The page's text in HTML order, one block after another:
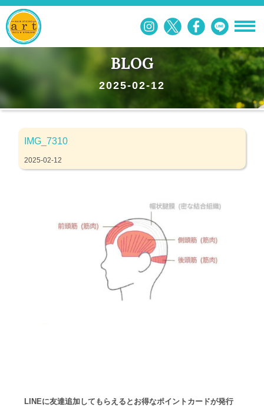
BLOG
2025-02-12
IMG_7310
2025-02-12
LINEに友達追加してもらえるとお得なポイントカードが発行